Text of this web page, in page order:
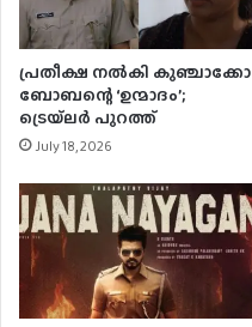
പ്രതീക്ഷ നൽകി കുഞ്ചാക്കോ
ബോബന്റെ ‘ഉന്മാദം’;
ട്രെയ്‌ലർ പുറത്ത്
July 18, 2026